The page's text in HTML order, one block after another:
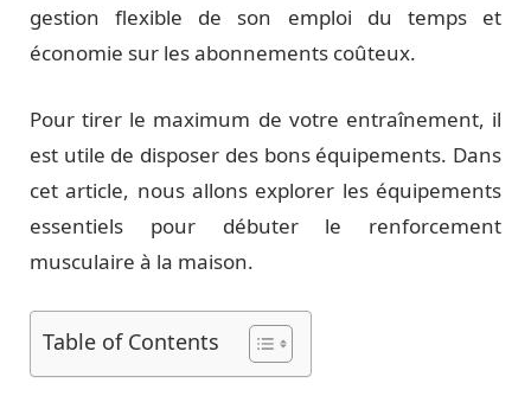
gestion flexible de son emploi du temps et
économie sur les abonnements coûteux.
Pour tirer le maximum de votre entraînement, il
est utile de disposer des bons équipements. Dans
cet article, nous allons explorer les équipements
essentiels pour débuter le renforcement
musculaire à la maison.
Table of Contents